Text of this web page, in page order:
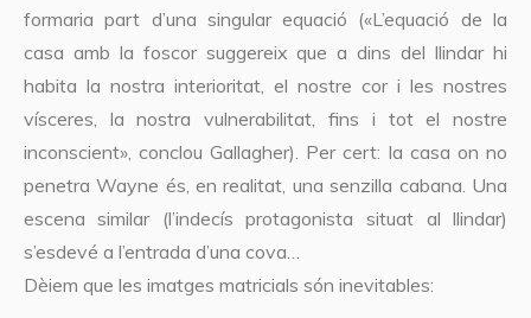
formaria part d’una singular equació («L’equació de la
casa amb la foscor suggereix que a dins del llindar hi
habita la nostra interioritat, el nostre cor i les nostres
vísceres, la nostra vulnerabilitat, fins i tot el nostre
inconscient», conclou Gallagher). Per cert: la casa on no
penetra Wayne és, en realitat, una senzilla cabana. Una
escena similar (l’indecís protagonista situat al llindar)
s’esdevé a l’entrada d’una cova…
Dèiem que les imatges matricials són inevitables: